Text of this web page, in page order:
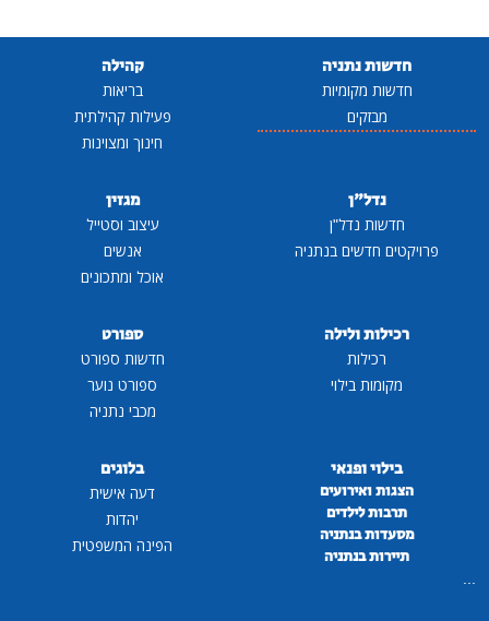
חדשות נתניה
חדשות מקומיות
מבזקים
קהילה
בריאות
פעילות קהילתית
חינוך ומצוינות
נדל"ן
חדשות נדל"ן
פרויקטים חדשים בנתניה
מגזין
עיצוב וסטייל
אנשים
אוכל ומתכונים
רכילות ולילה
רכילות
מקומות בילוי
ספורט
חדשות ספורט
ספורט נוער
מכבי נתניה
בילוי ופנאי
הצגות ואירועים
תרבות לילדים
מסעדות בנתניה
תיירות בנתניה
...
בלוגים
דעה אישית
יהדות
הפינה המשפטית